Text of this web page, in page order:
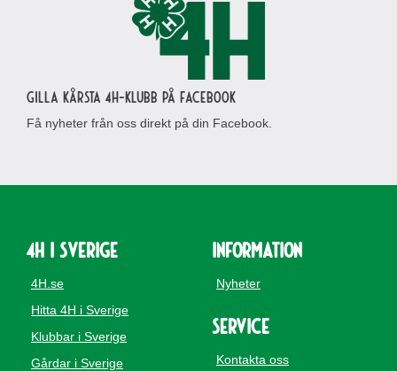
Gilla Kårsta 4H-klubb på Facebook
Få nyheter från oss direkt på din Facebook.
4H i Sverige
4H.se
Hitta 4H i Sverige
Klubbar i Sverige
Gårdar i Sverige
Information
Nyheter
Service
Kontakta oss